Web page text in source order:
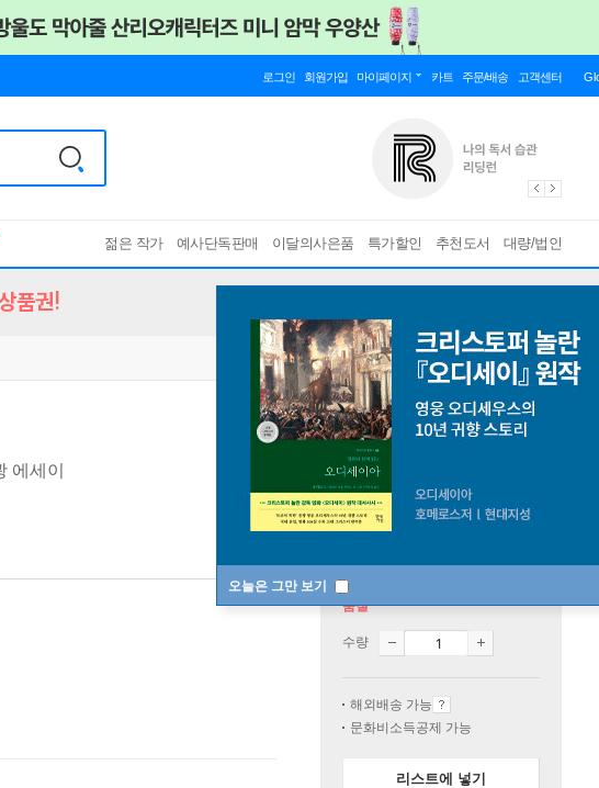
로그인 회원가입 마이페이지 카트 주문/배송 고객센터
젊은 작가 예사단독판매 이달의사은품 특가할인 추천도서 대량/법인
오늘은 그만 보기
품권!
에세이
품절
수량
해외배송 가능
문화비소득공제 가능
리스트에 넣기